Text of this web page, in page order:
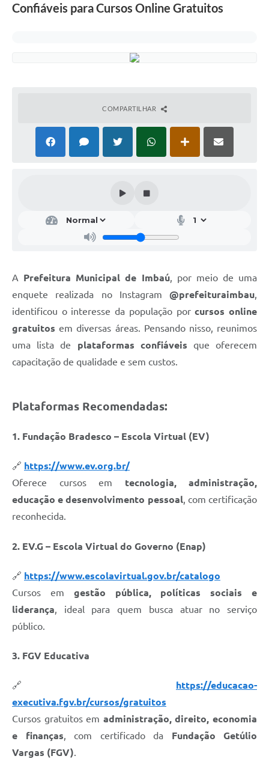
Confiáveis para Cursos Online Gratuitos
COMPARTILHAR
A Prefeitura Municipal de Imbaú, por meio de uma
enquete realizada no Instagram @prefeituraimbau,
identificou o interesse da população porcursos online
gratuitos em diversas áreas. Pensando nisso, reunimos
uma lista de plataformas confiáveis que oferecem
capacitação de qualidade e sem custos.
Plataformas Recomendadas:
1. Fundação Bradesco – Escola Virtual (EV)
🔗 https://www.ev.org.br/
Oferece cursos em tecnologia, administração,
educação e desenvolvimento pessoal, com certificação
reconhecida.
2. EV.G – Escola Virtual do Governo (Enap)
🔗 https://www.escolavirtual.gov.br/catalogo
Cursos em gestão pública, políticas sociais e
liderança, ideal para quem busca atuar no serviço
público.
3. FGV Educativa
🔗 https://educacao-
executiva.fgv.br/cursos/gratuitos
Cursos gratuitos em administração, direito, economia
e finanças, com certificado da Fundação Getúlio
Vargas (FGV).